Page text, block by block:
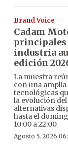
Brand Voice
Cadam
principales
industria
edición
La muestra
con una
tecnológicas
la evolución
alternativas
hasta el
10:00 a 22:00.
Agosto 5, 2026